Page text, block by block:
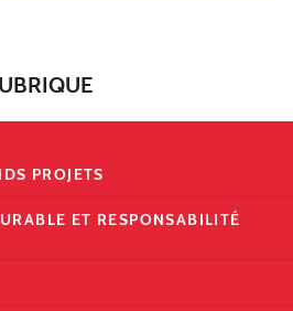
PROJETS
ET RESPONSABILITÉ